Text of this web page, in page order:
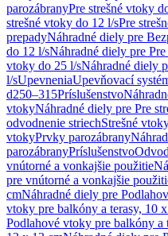
parozábranyPre strešné vtoky
strešné vtoky do 12 l/sPre
prepadyNáhradné diely pre
do 12 l/sNáhradné diely pre
vtoky do 25 l/sNáhradné diely
l/sUpevneniaUpevňovací
d250–315Príslušenstvo
vtokyNáhradné diely pre Pre
odvodnenie striechStrešné
vtokyPrvky parozábrany
parozábranyPríslušenstvo
vnútorné a vonkajšie použitie
pre vnútorné a vonkajšie
cmNáhradné diely pre
vtoky pre balkóny a terasy, 10
Podlahové vtoky pre balkóny a